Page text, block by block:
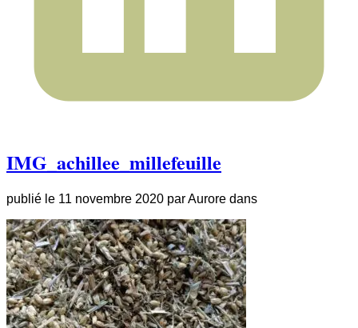
IMG_achillee_millefeuille
publié le 11 novembre 2020 parAurore dans